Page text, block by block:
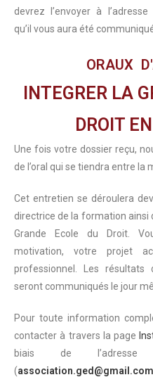
devrez l’envoyer à
qu’il vous aura été
ORAUX
INTEGRER LA
DROIT
Une fois votre dossier reçu,
de l’oral qui se tiendra entre la
Cet entretien se déroulera
directrice de la formation ainsi
Grande Ecole du Droit.
motivation, votre projet
professionnel. Les résultats
seront communiqués le jour
Pour toute information
contacter à travers la page
biais de l’adresse
(association.ged@gmail.com